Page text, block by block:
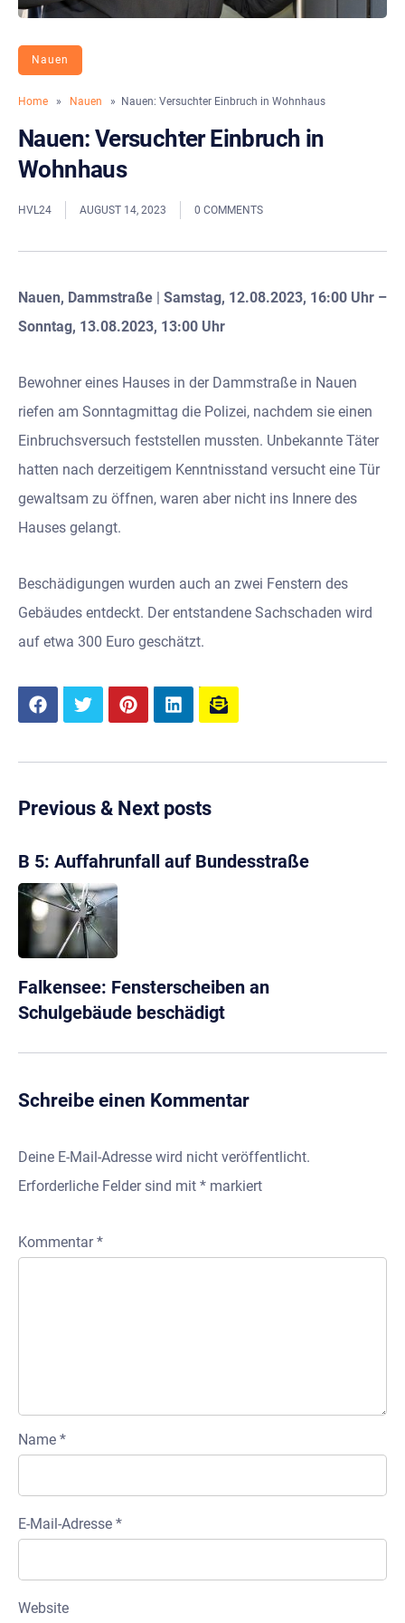
Nauen
Home » Nauen » Nauen: Versuchter Einbruch in Wohnhaus
Nauen: Versuchter Einbruch in
Wohnhaus
HVL24 AUGUST 14, 2023 0 COMMENTS
Nauen, Dammstraße
Samstag, 12.08.2023, 16:00 Uhr –
Sonntag, 13.08.2023, 13:00 Uhr
Bewohner eines Hauses in der Dammstraße in Nauen
riefen am Sonntagmittag die Polizei, nachdem sie einen
Einbruchsversuch feststellen mussten. Unbekannte Täter
hatten nach derzeitigem Kenntnisstand versucht eine Tür
gewaltsam zu öffnen, waren aber nicht ins Innere des
Hauses gelangt.
Beschädigungen wurden auch an zwei Fenstern des
Gebäudes entdeckt. Der entstandene Sachschaden wird
auf etwa 300 Euro geschätzt.
Previous & Next posts
B 5: Auffahrunfall auf Bundesstraße
Falkensee: Fensterscheiben an
Schulgebäude beschädigt
Schreibe einen Kommentar
Deine E-Mail-Adresse wird nicht veröffentlicht.
Erforderliche Felder sind mit * markiert
Kommentar*
Name *
E-Mail-Adresse *
Website